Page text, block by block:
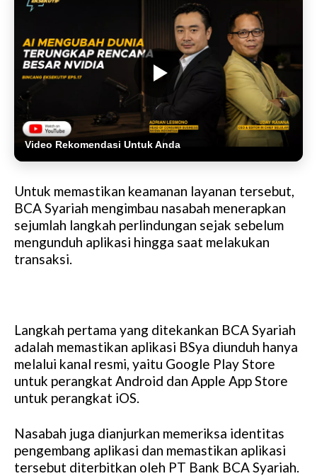
Video Rekomendasi Untuk Anda
Untuk memastikan keamanan layanan tersebut,
BCA Syariah mengimbau nasabah menerapkan
sejumlah langkah perlindungan sejak sebelum
mengunduh aplikasi hingga saat melakukan
transaksi.
Langkah pertama yang ditekankan BCA Syariah
adalah memastikan aplikasi BSya diunduh hanya
melalui kanal resmi, yaitu Google Play Store
untuk perangkat Android dan Apple App Store
untuk perangkat iOS.
Nasabah juga dianjurkan memeriksa identitas
pengembang aplikasi dan memastikan aplikasi
tersebut diterbitkan oleh PT Bank BCA Syariah.